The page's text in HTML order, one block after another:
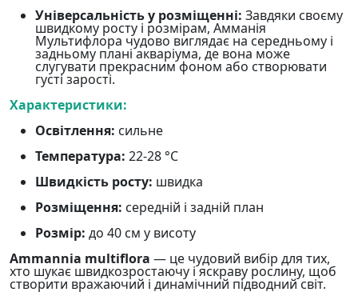
Універсальність у розміщенні: Завдяки своєму
швидкому росту і розмірам, Амманія
Мультифлора чудово виглядає на середньому і
задньому плані акваріума, де вона може
слугувати прекрасним фоном або створювати
густі зарості.
Характеристики:
Освітлення: сильне
Температура: 22-28 °C
Швидкість росту: швидка
Розміщення: середній і задній план
Розмір: до 40 см у висоту
Ammannia multiflora — це чудовий вибір для тих,
хто шукає швидкозростаючу і яскраву рослину, щоб
створити вражаючий і динамічний підводний світ.